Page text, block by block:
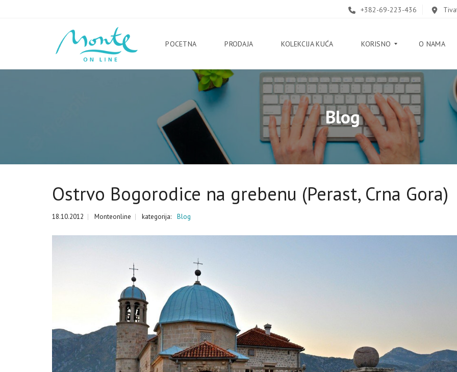
+382-69-223-436
POCETNA PRODAJA KOLEKCIJA KUĆA KORISNO
B
L
O
G
V
O
D
E
O NAMA
Blog
Ostrvo Bogorodice na grebenu (Perast, Crna Gora)
18.10.2012 Monteonline kategorija: Blog